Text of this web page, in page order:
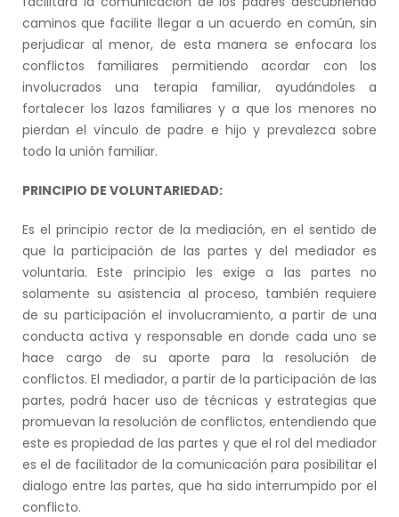
caminos que facilite llegar a un acuerdo en común, sin
perjudicar al menor, de esta manera se enfocara los
conflictos familiares permitiendo acordar con los
involucrados una terapia familiar, ayudándoles a
fortalecer los lazos familiares y a que los menores no
pierdan el vínculo de padre e hijo y prevalezca sobre
todo la unión familiar.
PRINCIPIO DE VOLUNTARIEDAD:
Es el principio rector de la mediación, en el sentido de
que la participación de las partes y del mediador es
voluntaria. Este principio les exige a las partes no
solamente su asistencia al proceso, también requiere
de su participación el involucramiento, a partir de una
conducta activa y responsable en donde cada uno se
hace cargo de su aporte para la resolución de
conflictos. El mediador, a partir de la participación de las
partes, podrá hacer uso de técnicas y estrategias que
promuevan la resolución de conflictos, entendiendo que
este es propiedad de las partes y que el rol del mediador
es el de facilitador de la comunicación para posibilitar el
dialogo entre las partes, que ha sido interrumpido por el
conflicto.